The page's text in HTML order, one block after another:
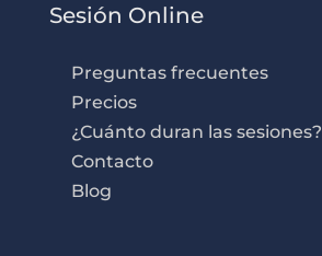
Sesión Online
Preguntas frecuentes
Precios
¿Cuánto duran las sesiones?
Contacto
Blog